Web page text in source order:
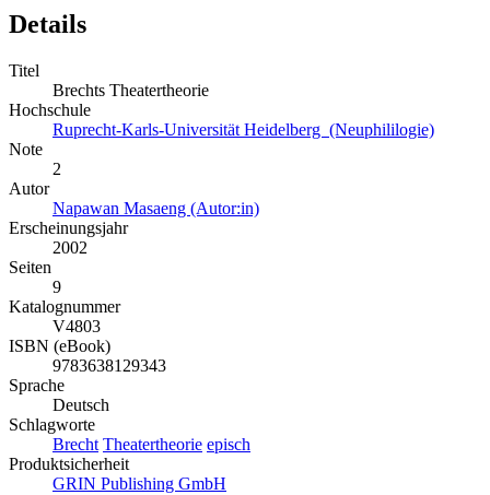
Details
Titel
Brechts Theatertheorie
Hochschule
Ruprecht-Karls-Universität Heidelberg (Neuphililogie)
Note
2
Autor
Napawan Masaeng (Autor:in)
Erscheinungsjahr
2002
Seiten
9
Katalognummer
V4803
ISBN (eBook)
9783638129343
Sprache
Deutsch
Schlagworte
Brecht Theatertheorie episch
Produktsicherheit
GRIN Publishing GmbH